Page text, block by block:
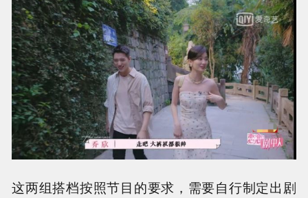
这两组搭档按照节目的要求，需要自行制定出剧